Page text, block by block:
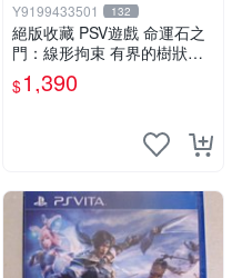
Y9199433501 132
絕版收藏 PSV遊戲 命運石之
門：線形拘束 有界的樹狀圖
日版 VLJM-30061
$1,390